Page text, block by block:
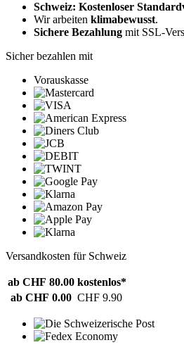
Schweiz: Kostenloser
Wir arbeiten klimabewusst.
Sichere Bezahlung mit SSL-
Sicher bezahlen mit
Vorauskasse
Versandkosten für Schweiz
ab CHF 80.00 kostenlos*
ab CHF 0.00 CHF 9.90